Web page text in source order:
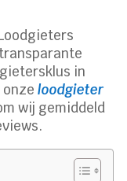
in
onzeloodgieter
wij gemiddeld